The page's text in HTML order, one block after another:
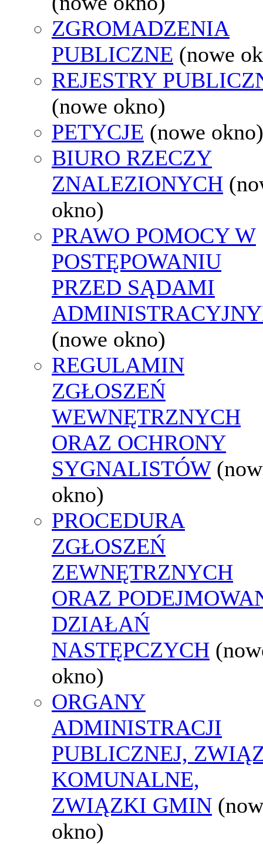
ZGROMADZENIA
PUBLICZNE (nowe
REJESTRY
(nowe okno)
PETYCJE (nowe okno)
BIURO RZECZY
ZNALEZIONYCH
okno)
PRAWO POMOCY W
POSTĘPOWANIU
PRZED SĄDAMI
(nowe okno)
REGULAMIN
ZGŁOSZEŃ
WEWNĘTRZNYCH
ORAZ OCHRONY
SYGNALISTÓW
okno)
PROCEDURA
ZGŁOSZEŃ
ZEWNĘTRZNYCH
ORAZ
DZIAŁAŃ
NASTĘPCZYCH
okno)
ORGANY
ADMINISTRACJI
PUBLICZNEJ,
KOMUNALNE,
ZWIĄZKI GMIN
okno)